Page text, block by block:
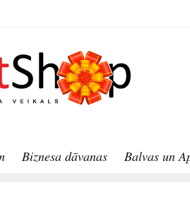
Biznesa dāvanas Balvas un